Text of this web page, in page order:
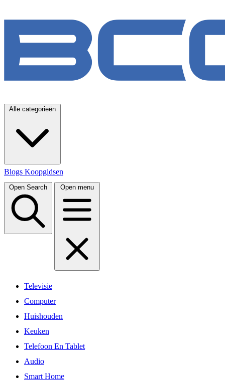
Alle categorieën
Blogs Koopgidsen
Open Search Open menu
Televisie
Computer
Huishouden
Keuken
Telefoon En Tablet
Audio
Smart Home